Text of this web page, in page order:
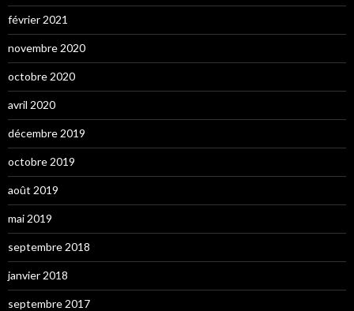
février 2021
novembre 2020
octobre 2020
avril 2020
décembre 2019
octobre 2019
août 2019
mai 2019
septembre 2018
janvier 2018
septembre 2017